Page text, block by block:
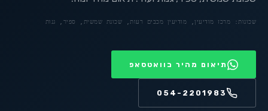
שכונות: מרכז מודיעין, מודיעין מכבים רעות, שכונת שמשית, ספיר, גנות
תיאום מהיר בוואטסאפ
054-2201983